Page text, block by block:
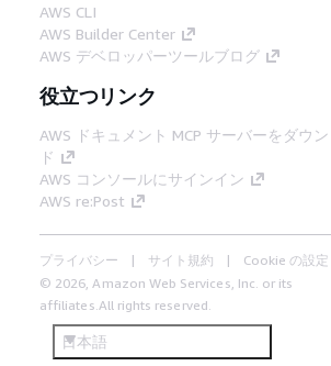
AWS CLI
AWS Builder Center
AWS デベロッパーツールブログ
役立つリンク
AWS ドキュメント MCP サーバーをダウ
ド
AWS コンソールにサインイン
AWS re:Post
プライバシー サイト規約
Cookie の設定
© 2026, Amazon Web Services, Inc. or its
affiliates.All rights reserved.
日本語